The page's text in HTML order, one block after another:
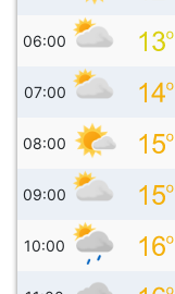
06:00
07:00
08:00
09:00
10:00